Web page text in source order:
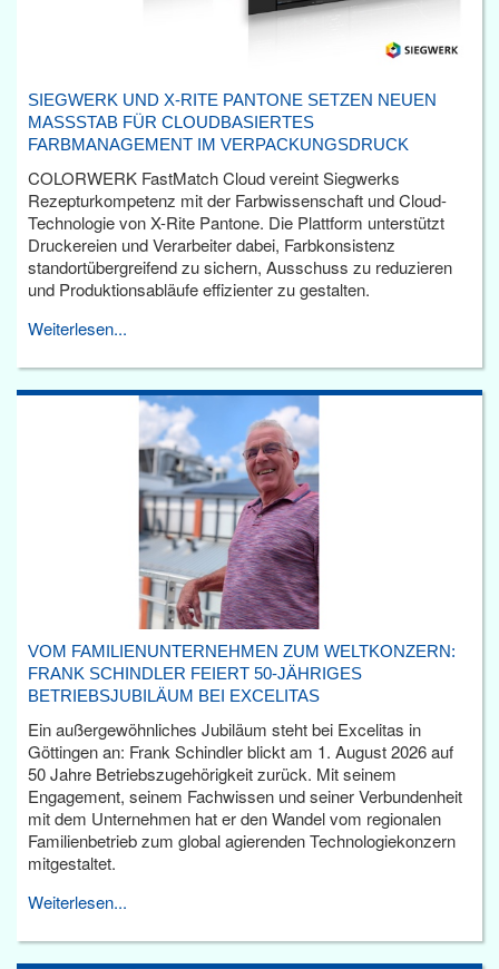
SIEGWERK UND X-RITE PANTONE SETZEN NEUEN
MASSSTAB FÜR CLOUDBASIERTES F
ARBMANAGEMENT IM VERPACKUNGSDRUCK
COLORWERK FastMatch Cloud vereint Siegwerks
Rezepturkompetenz mit der Farbwissenschaft und Cloud-
Technologie von X-Rite Pantone. Die Plattform unterstützt
Druckereien und Verarbeiter dabei, Farbkonsistenz
standortübergreifend zu sichern, Ausschuss zu reduzieren
und Produktionsabläufe effizienter zu gestalten.
Weiterlesen...
VOM FAMILIENUNTERNEHMEN ZUM WELTKONZERN:
FRANK SCHINDLER FEIERT 50-JÄHRIGES
BETRIEBSJUBILÄUM BEI EXCELITAS
Ein außergewöhnliches Jubiläum steht bei Excelitas in
Göttingen an: Frank Schindler blickt am 1. August 2026 auf
50 Jahre Betriebszugehörigkeit zurück. Mit seinem
Engagement, seinem Fachwissen und seiner Verbundenheit
mit dem Unternehmen hat er den Wandel vom regionalen
Familienbetrieb zum global agierenden Technologiekonzern
mitgestaltet.
Weiterlesen...